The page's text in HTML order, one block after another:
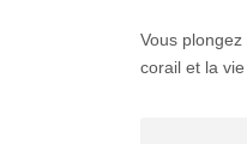
Vous
corail et la